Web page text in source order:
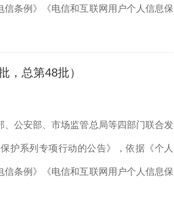
条例》《电信和互联网用户个人信息保
，总第48批）
公安部、市场监管总局等四部门联合发
护系列专项行动的公告》，依据《个人
条例》《电信和互联网用户个人信息保